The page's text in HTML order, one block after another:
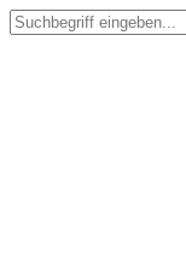
Skip
to